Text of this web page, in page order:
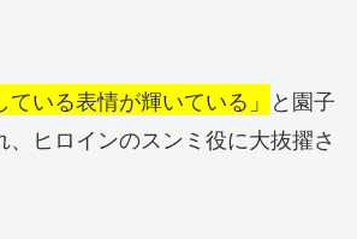
ている表情が輝いている」 と園子
ヒロインのスンミ役に大抜擢さ